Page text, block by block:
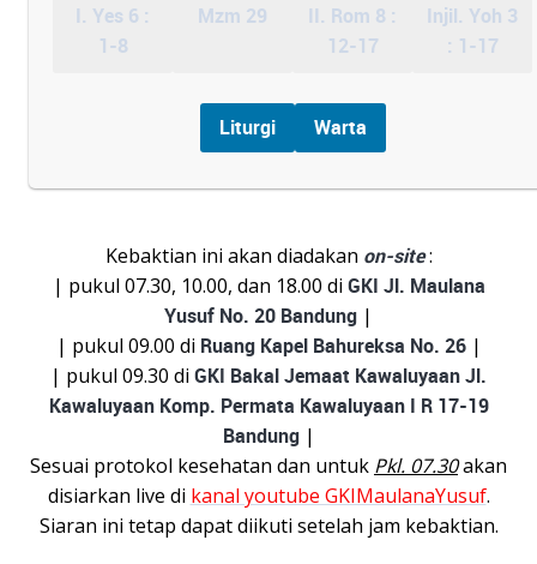
I. Yes 6 :
1-8
Mzm 29
II. Rom 8 :
12-17
Injil. Yoh 3
: 1-17
Liturgi Warta
Kebaktian ini akan diadakan on-site:
| pukul 07.30, 10.00, dan 18.00 di GKI Jl. Maulana
Yusuf No. 20 Bandung |
| pukul 09.00 di Ruang Kapel Bahureksa No. 26|
| pukul 09.30 di GKI Bakal Jemaat Kawaluyaan Jl.
Kawaluyaan Komp. Permata Kawaluyaan I R 17-19
Bandung|
Sesuai protokol kesehatan dan untuk Pkl. 07.30akan
disiarkan live di kanal youtube GKIMaulanaYusuf.
Siaran ini tetap dapat diikuti setelah jam kebaktian.